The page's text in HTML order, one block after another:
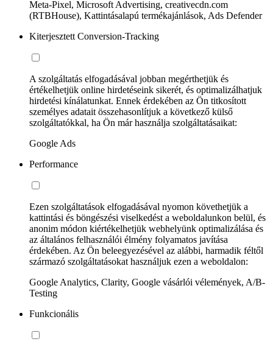
Meta-Pixel, Microsoft Advertising, creativecdn.com
(RTBHouse), Kattintásalapú termékajánlások, Ads Defender
Kiterjesztett Conversion-Tracking
A szolgáltatás elfogadásával jobban megérthetjük és
értékelhetjük online hirdetéseink sikerét, és optimalizálhatjuk
hirdetési kínálatunkat. Ennek érdekében az Ön titkosított
személyes adatait összehasonlítjuk a következő külső
szolgáltatókkal, ha Ön már használja szolgáltatásaikat:
Google Ads
Performance
Ezen szolgáltatások elfogadásával nyomon követhetjük a
kattintási és böngészési viselkedést a weboldalunkon belül, és
anonim módon kiértékelhetjük webhelyünk optimalizálása és
az általános felhasználói élmény folyamatos javítása
érdekében. Az Ön beleegyezésével az alábbi, harmadik féltől
származó szolgáltatásokat használjuk ezen a weboldalon:
Google Analytics, Clarity, Google vásárlói vélemények, A/B-
Testing
Funkcionális